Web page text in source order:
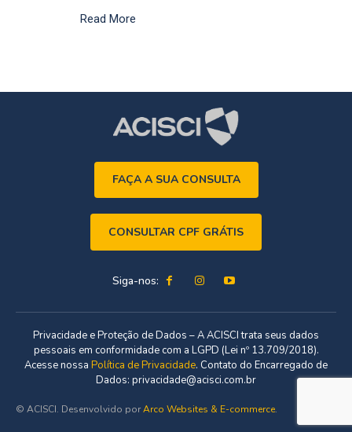
Read More
FAÇA A SUA CONSULTA
CONSULTAR CPF GRÁTIS
Siga-nos:
Privacidade e Proteção de Dados – A ACISCI trata seus dados
pessoais em conformidade com a LGPD (Lei nº 13.709/2018).
Acesse nossa Política de Privacidade. Contato do Encarregado de
Dados: privacidade@acisci.com.br
© ACISCI. Desenvolvido porArco Websites & E-commerce.